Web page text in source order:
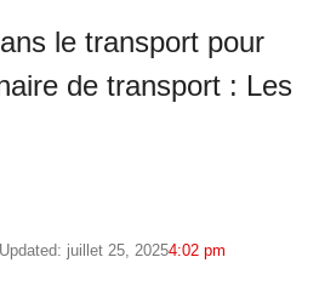
le transport pour
de transport : Les
Updated: juillet 25, 20254:02 pm